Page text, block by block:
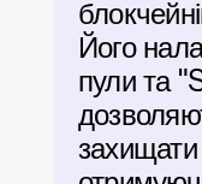
Його
пули та